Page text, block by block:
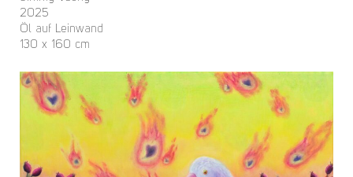
2025
Öl auf Leinwand
130 x 160 cm